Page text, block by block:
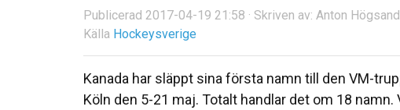
Publicerad 2017-04-19 21:58 · Skriven av: Anton
Källa Hockeysverige
Kanada har släppt sina första namn till den VM-
Köln den 5-21 maj. Totalt handlar det om 18